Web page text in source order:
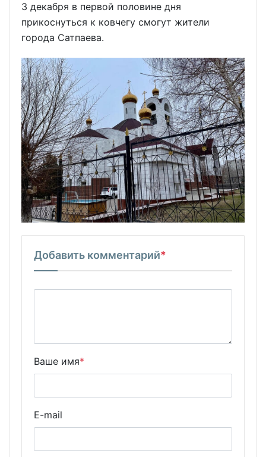
3 декабря в первой половине дня
прикоснуться к ковчегу смогут жители
города Сатпаева.
Добавить комментарий*
Ваше имя*
E-mail